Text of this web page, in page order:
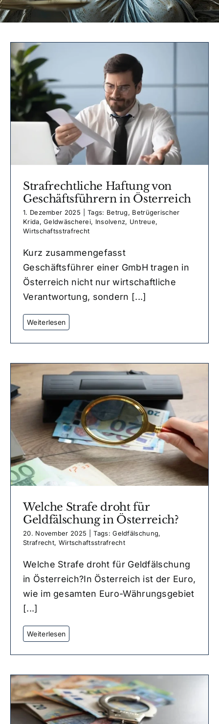
Strafrechtliche Haftung von
Geschäftsführern in Österreich
1. Dezember 2025 Tags: Betrug, Betrügerischer
Krida,Geldwäscherei, Insolvenz, Untreue,
Wirtschaftsstrafrecht
Kurz zusammengefasst
Geschäftsführer einer GmbH tragen in
Österreich nicht nur wirtschaftliche
Verantwortung, sondern [...]
Welche Strafe droht für
Geldfälschung in Österreich?
20. November 2025 Tags:Geldfälschung,
Strafrecht, Wirtschaftsstrafrecht
Welche Strafe droht für Geldfälschung
in Österreich?In Österreich ist der Euro,
wie im gesamten Euro-Währungsgebiet
[...]